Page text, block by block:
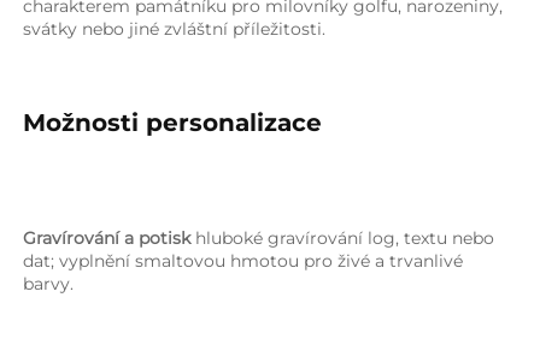
charakterem památníku pro milovníky golfu, narozeniny,
svátky nebo jiné zvláštní příležitosti.
Možnosti personalizace
Gravírování a potisk hluboké gravírování log, textu nebo
dat; vyplnění smaltovou hmotou pro živé a trvanlivé
barvy.